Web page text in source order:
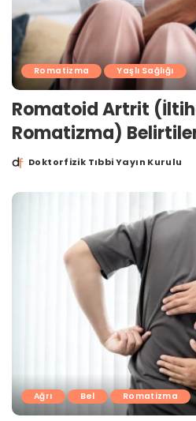
Romatizma Yaşlı Sağlığı
Romatoid Artrit
Romatizma)
PostedDoktorfizik Tıbbi Yayın Kurulu
Ağrı Bel Romatizma